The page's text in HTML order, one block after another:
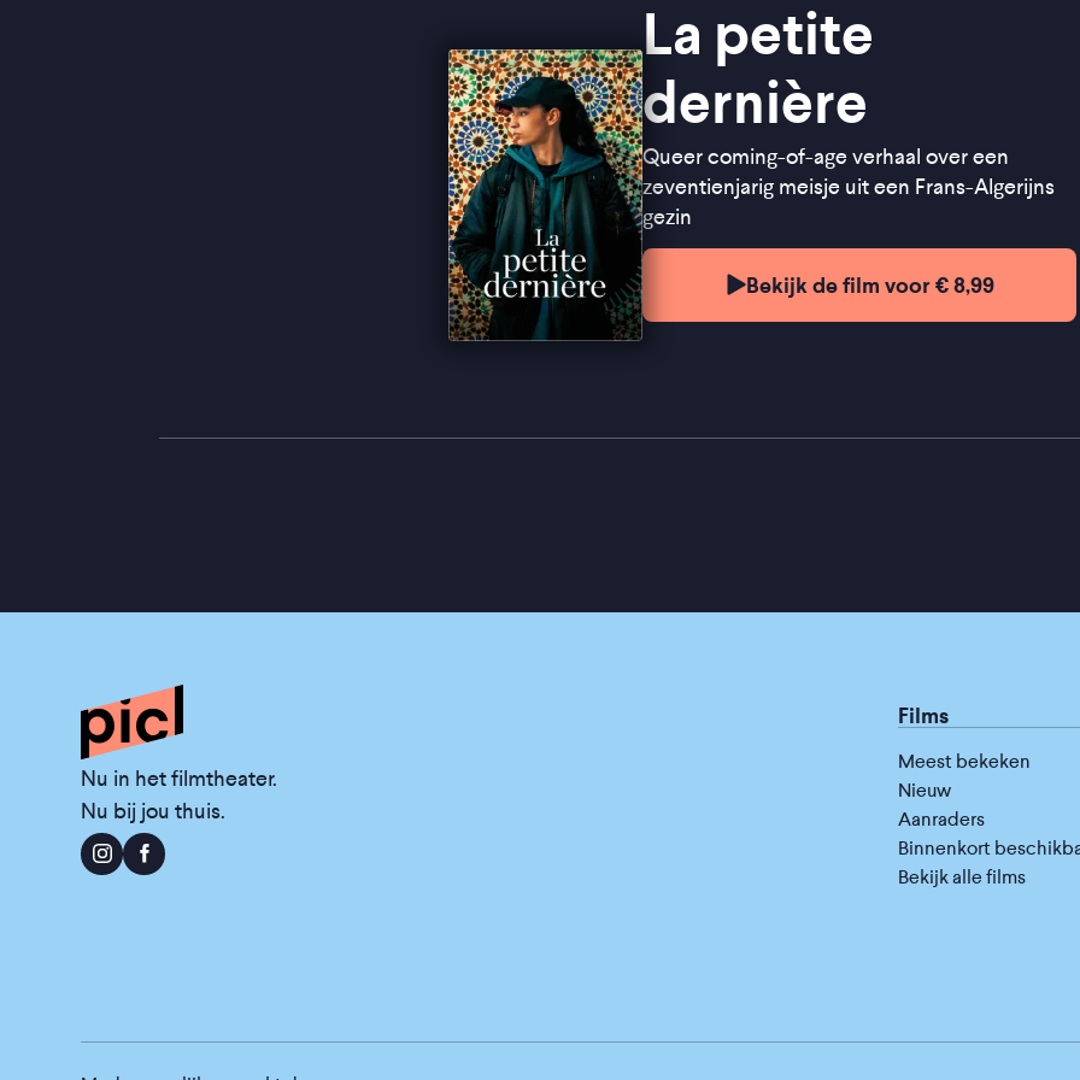
La petite
dernière
Queer coming-of-age verhaal over een
zeventienjarig meisje uit een Frans-Algerijns
gezin
Bekijk de film voor € 8,99
Nu in het filmtheater.
Nu bij jou thuis.
Films
Meest bekeken
Nieuw
Aanraders
Binnenkort
Bekijk alle films